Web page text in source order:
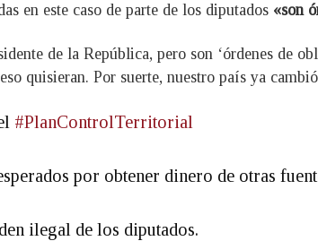
en este caso de parte de los diputados «son
de la República, pero son ‘órdenes de
quisieran. Por suerte, nuestro país ya
#PlanControlTerritorial
por obtener dinero de otras
ilegal de los diputados.